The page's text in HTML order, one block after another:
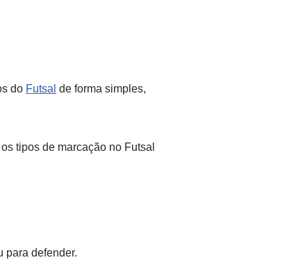
do Futsal de forma simples,
tipos de marcação no Futsal
para defender.